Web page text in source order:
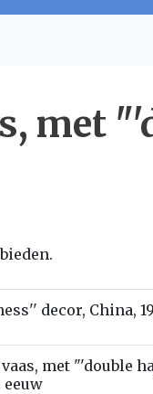
met
decor, China,
met "'double
eeuw